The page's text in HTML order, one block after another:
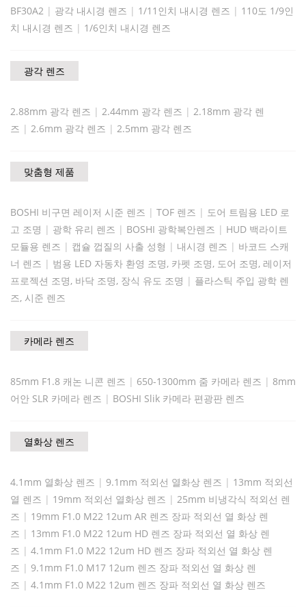
BF30A2 | 광각 내시경 렌즈 | 1/11인치 내시경 렌즈 | 110도 1/9인
치 내시경 렌즈 | 1/6인치 내시경 렌즈
광각 렌즈
2.88mm 광각 렌즈 | 2.44mm 광각 렌즈 | 2.18mm 광각 렌
즈 | 2.6mm 광각 렌즈 | 2.5mm 광각 렌즈
맞춤형 제품
BOSHI 비구면 레이저 시준 렌즈 | TOF 렌즈 | 도어 트림용 LED 로
고 조명 | 광학 유리 렌즈 | BOSHI 광학복안렌즈 | HUD 백라이트
모듈용 렌즈 | 캡슐 껍질의 사출 성형 | 내시경 렌즈 | 바코드 스캐
너 렌즈 | 범용 LED 자동차 환영 조명, 카펫 조명, 도어 조명, 레이저
프로젝션 조명, 바닥 조명, 장식 유도 조명 | 플라스틱 주입 광학 렌
즈, 시준 렌즈
카메라 렌즈
85mm F1.8 캐논 니콘 렌즈 | 650-1300mm 줌 카메라 렌즈 | 8mm
어안 SLR 카메라 렌즈 | BOSHI Slik 카메라 편광판 렌즈
열화상 렌즈
4.1mm 열화상 렌즈 | 9.1mm 적외선 열화상 렌즈 | 13mm 적외선
열 렌즈 | 19mm 적외선 열화상 렌즈 | 25mm 비냉각식 적외선 렌
즈 | 19mm F1.0 M22 12um AR 렌즈 장파 적외선 열 화상 렌
즈 | 13mm F1.0 M22 12um HD 렌즈 장파 적외선 열 화상 렌
즈 | 4.1mm F1.0 M22 12um HD 렌즈 장파 적외선 열 화상 렌
즈 | 9.1mm F1.0 M17 12um 렌즈 장파 적외선 열 화상 렌
즈 | 4.1mm F1.0 M22 12um 렌즈 장파 적외선 열 화상 렌즈